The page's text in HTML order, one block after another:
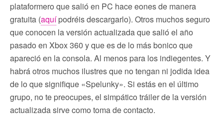
plataformero que salió en PC hace eones de manera
gratuita (aquípodréis descargarlo). Otros muchos seguro
que conocen la versión actualizada que salió el año
pasado en Xbox 360 y que es de lo más bonico que
apareció en la consola. Al menos para los indiegentes. Y
habrá otros muchos ilustres que no tengan ni jodida idea
de lo que signifique «Spelunky». Si estás en el último
grupo, no te preocupes, el simpático tráiler de la versión
actualizada sirve como toma de contacto.